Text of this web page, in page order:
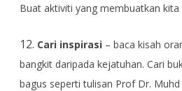
Buat aktiviti yang membuatkan kita
12. Cari inspirasi – baca kisah
bangkit daripada kejatuhan. Cari
bagus seperti tulisan Prof Dr.